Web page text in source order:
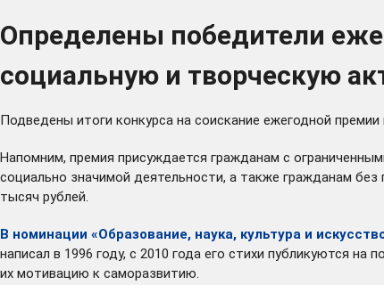
Определены победители
социальную и творческую
Подведены итоги конкурса на соискание ежегодной
Напомним, премия присуждается гражданам с
социально значимой деятельности, а также гражданам
тысяч рублей.
В номинации «Образование, наука, культура и
написал в 1996 году, с 2010 года его стихи публикуются
их мотивацию к саморазвитию.